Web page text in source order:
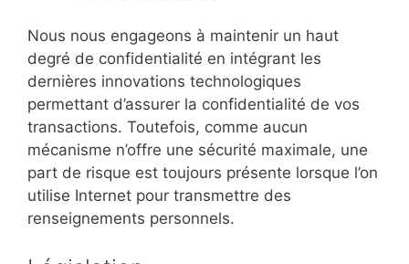
Nous nous engageons à maintenir un haut
degré de confidentialité en intégrant les
dernières innovations technologiques
permettant d’assurer la confidentialité de vos
transactions. Toutefois, comme aucun
mécanisme n’offre une sécurité maximale, une
part de risque est toujours présente lorsque l’on
utilise Internet pour transmettre des
renseignements personnels.